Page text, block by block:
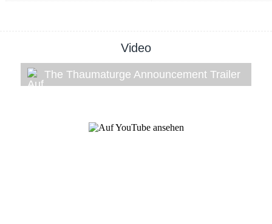
Video
The Thaumaturge Announcement Trailer